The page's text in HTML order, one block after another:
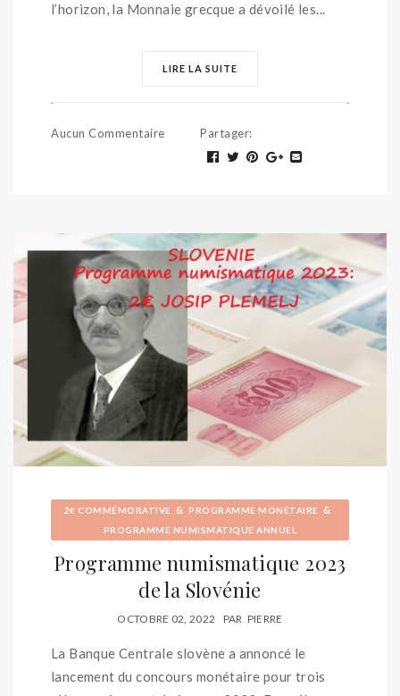
l’horizon, la Monnaie grecque a dévoilé les...
LIRE LA SUITE
Aucun Commentaire Partager:
2€ COMMÉMORATIVE & PROGRAMME MONÉTAIRE &
PROGRAMME NUMISMATIQUE ANNUEL
Programme numismatique 2023
de la Slovénie
OCTOBRE 02, 2022 PAR PIERRE
La Banque Centrale slovène a annoncé le
lancement du concours monétaire pour trois